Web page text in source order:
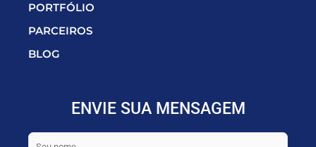
PORTFÓLIO
PARCEIROS
BLOG
ENVIE SUA MENSAGEM